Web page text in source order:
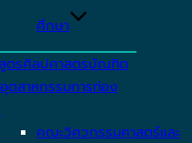
ศึกษา
ตรศิลปศาสตรบัณฑิต
ตสาหกรรมการท่อง
คณะวิศวกรรมศาสตร์และ